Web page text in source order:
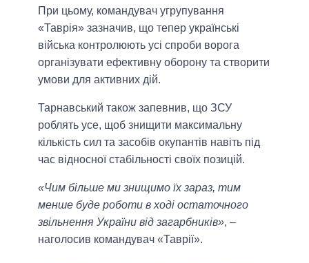
При цьому, командувач угрупування
«Таврія» зазначив, що тепер українські
війська контролюють усі спроби ворога
організувати ефективну оборону та створити
умови для активних дій.
Тарнавський також запевнив, що ЗСУ
роблять усе, щоб знищити максимальну
кількість сил та засобів окупантів навіть під
час відносної стабільності своїх позицій.
«Чим більше ми знищимо їх зараз, тим
менше буде роботи в ході остаточного
звільнення України від загарбників», –
наголосив командувач «Таврії».